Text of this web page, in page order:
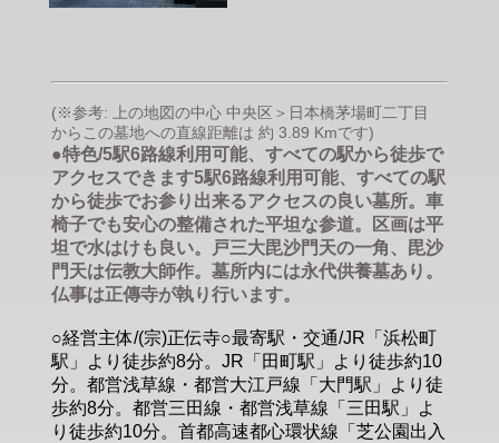
(※参考: 上の地図の中心 中央区＞日本橋茅場町二丁目
からこの墓地への直線距離は 約 3.89 Kmです)
●特色/5駅6路線利用可能、すべての駅から徒歩で
アクセスできます5駅6路線利用可能、すべての駅
から徒歩でお参り出来るアクセスの良い墓所。車
椅子でも安心の整備された平坦な参道。区画は平
坦で水はけも良い。戸三大毘沙門天の一角、毘沙
門天は伝教大師作。墓所内には永代供養墓あり。
仏事は正傳寺が執り行います。
○経営主体/(宗)正伝寺○最寄駅・交通/JR「浜松町
駅」より徒歩約8分。JR「田町駅」より徒歩約10
分。都営浅草線・都営大江戸線「大門駅」より徒
歩約8分。都営三田線・都営浅草線「三田駅」よ
り徒歩約10分。首都高速都心環状線「芝公園出入